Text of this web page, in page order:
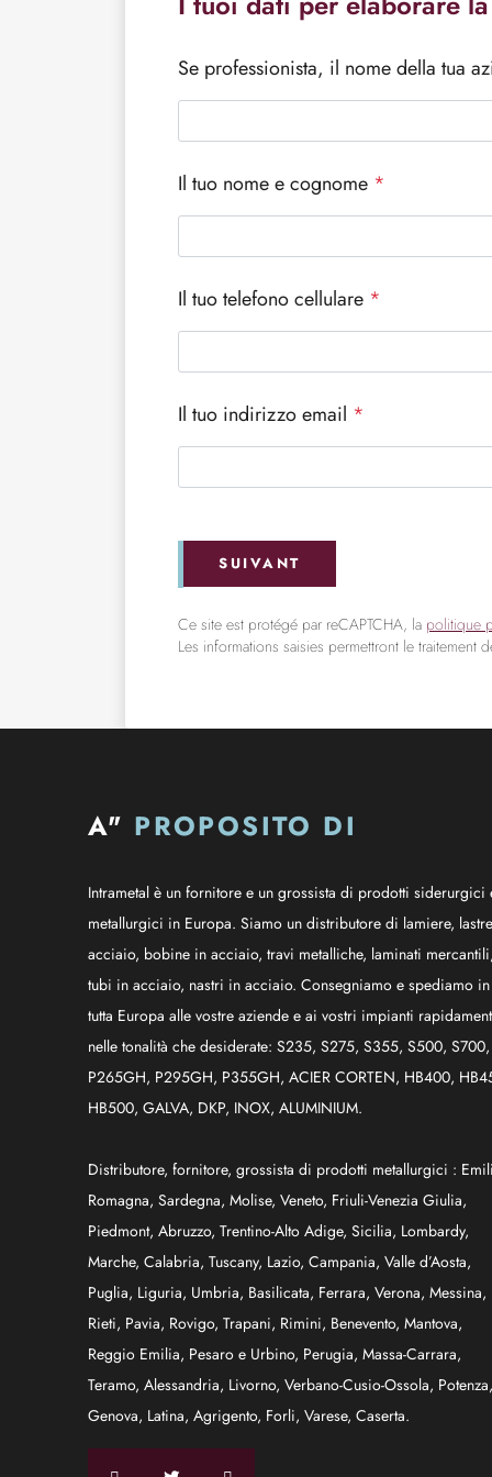
Se professionista, il nome della tua
Il tuo nome e cognome *
Il tuo telefono cellulare *
Il tuo indirizzo email *
SUIVANT
Ce site est protégé par reCAPTCHA, la politique
Les informations saisies permettront le
A" PROPOSITO DI
Intrametal è un fornitore e un grossista di prodotti siderurgici
metallurgici in Europa. Siamo un distributore di lamiere,
acciaio, bobine in acciaio, travi metalliche, laminati
tubi in acciaio, nastri in acciaio. Consegniamo e spediamo in
tutta Europa alle vostre aziende e ai vostri impianti
nelle tonalità che desiderate: S235, S275, S355, S500, S700,
P265GH, P295GH, P355GH, ACIER CORTEN, HB400,
HB500, GALVA, DKP, INOX, ALUMINIUM.
Distributore, fornitore, grossista di prodotti metallurgici :
Romagna, Sardegna, Molise, Veneto, Friuli-Venezia Giulia,
Piedmont, Abruzzo, Trentino-Alto Adige, Sicilia, Lombardy,
Marche, Calabria, Tuscany, Lazio, Campania, Valle d’Aosta,
Puglia, Liguria, Umbria, Basilicata, Ferrara, Verona, Messina,
Rieti, Pavia, Rovigo, Trapani, Rimini, Benevento, Mantova,
Reggio Emilia, Pesaro e Urbino, Perugia, Massa-Carrara,
Teramo, Alessandria, Livorno, Verbano-Cusio-Ossola, Potenza,
Genova, Latina, Agrigento, Forli, Varese, Caserta.